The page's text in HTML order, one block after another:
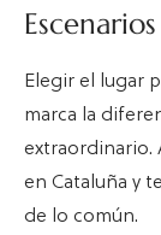
Elegir el lugar
marca la
extraordinario.
en Cataluña y
de lo común.